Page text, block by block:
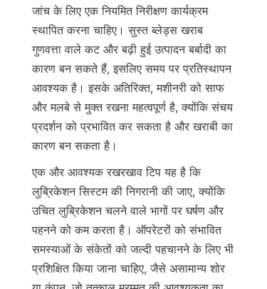
जांच के लिए एक नियमित निरीक्षण कार्यक्रम
स्थापित करना चाहिए। सुस्त ब्लेड्स खराब
गुणवत्ता वाले कट और बढ़ी हुई उत्पादन बर्बादी का
कारण बन सकते हैं, इसलिए समय पर प्रतिस्थापन
आवश्यक है। इसके अतिरिक्त, मशीनरी को साफ
और मलबे से मुक्त रखना महत्वपूर्ण है, क्योंकि संचय
प्रदर्शन को प्रभावित कर सकता है और खराबी का
कारण बन सकता है।
एक और आवश्यक रखरखाव टिप यह है कि
लुब्रिकेशन सिस्टम की निगरानी की जाए, क्योंकि
उचित लुब्रिकेशन चलने वाले भागों पर घर्षण और
पहनने को कम करता है। ऑपरेटरों को संभावित
समस्याओं के संकेतों को जल्दी पहचानने के लिए भी
प्रशिक्षित किया जाना चाहिए, जैसे असामान्य शोर